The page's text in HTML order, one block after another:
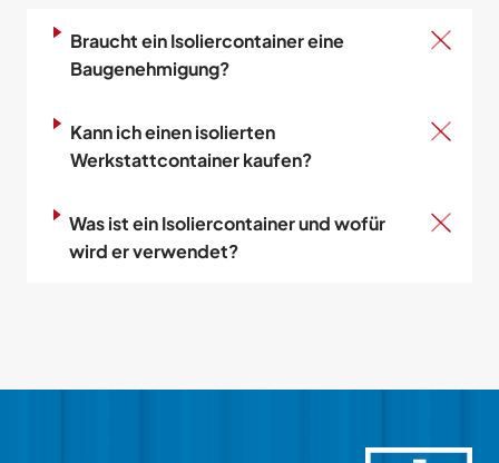
Braucht ein Isoliercontainer eine
Baugenehmigung?
Kann ich einen isolierten
Werkstattcontainer kaufen?
Was ist ein Isoliercontainer und wofür
wird er verwendet?